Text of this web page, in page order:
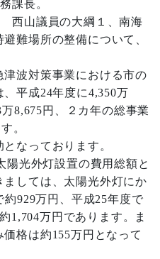
長。
山議員の大綱１、南海
難場所の整備について、
波対策事業における市の
平成24年度に4,350万
8,675円、２カ年の総事業
。
なっております。
光外灯設置の費用総額と
ましては、太陽光外灯にか
929万円、平成25年度で
1,704万円であります。ま
格は約155万円となって